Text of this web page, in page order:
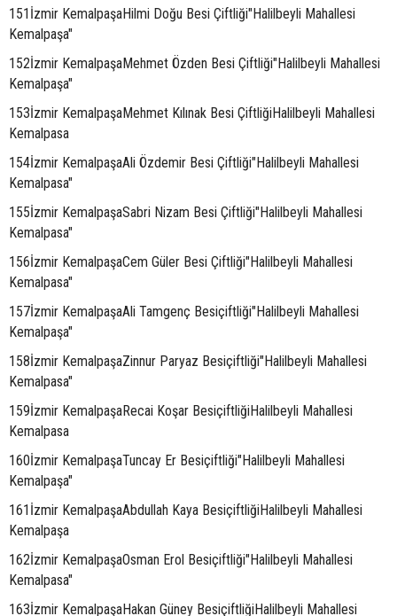
151İzmir KemalpaşaHilmi Doğu Besi Çiftliği"Halilbeyli Mahallesi
Kemalpaşa"
152İzmir KemalpaşaMehmet Özden Besi Çiftliği"Halilbeyli Mahallesi
Kemalpaşa"
153İzmir KemalpaşaMehmet Kılınak Besi ÇiftliğiHalilbeyli Mahallesi
Kemalpasa
154İzmir KemalpaşaAli Özdemir Besi Çiftliği"Halilbeyli Mahallesi
Kemalpasa"
155İzmir KemalpaşaSabri Nizam Besi Çiftliği"Halilbeyli Mahallesi
Kemalpasa"
156İzmir KemalpaşaCem Güler Besi Çiftliği"Halilbeyli Mahallesi
Kemalpasa"
157İzmir KemalpaşaAli Tamgenç Besiçiftliği"Halilbeyli Mahallesi
Kemalpaşa"
158İzmir KemalpaşaZinnur Paryaz Besiçiftliği"Halilbeyli Mahallesi
Kemalpasa"
159İzmir KemalpaşaRecai Koşar BesiçiftliğiHalilbeyli Mahallesi
Kemalpasa
160İzmir KemalpaşaTuncay Er Besiçiftliği"Halilbeyli Mahallesi
Kemalpaşa"
161İzmir KemalpaşaAbdullah Kaya BesiçiftliğiHalilbeyli Mahallesi
Kemalpaşa
162İzmir KemalpaşaOsman Erol Besiçiftliği"Halilbeyli Mahallesi
Kemalpasa"
163İzmir KemalpaşaHakan Güney BesiçiftliğiHalilbeyli Mahallesi